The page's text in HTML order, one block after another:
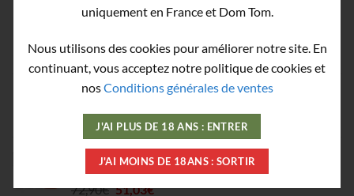
Boite de 10 Gélules
51,20
prix
initial
était :
51,20€.
Le
prix
actuel
est :
45,90€.
Poppers RAM Propyl - 24 ml
9,90€
prix
initial
était :
9,90€.
5,94€
prix
actuel
est :
5,94€.
Coffret Poppers Pride LGBT XXL 🌈 – L'Essentiel
des Fiertés
72,90€ Le
51,03€Le
uniquement en France et Dom Tom.
Nous utilisons des cookies pour améliorer notre site. En
continuant, vous acceptez notre politique de cookies et
nosConditions générales de ventes
J'AI PLUS DE 18 ANS : ENTRER
J'AI MOINS DE 18ANS : SORTIR